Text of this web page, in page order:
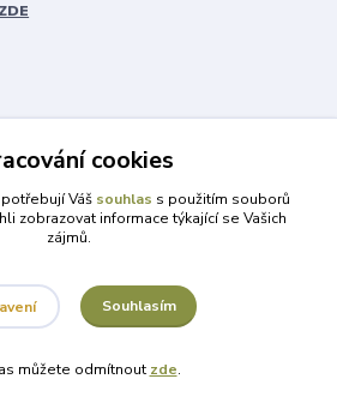
ZDE
na Eshop-rychle.cz
cookies
Váš souhlas s použitím souborů
zobrazovat informace týkající se Vašich
zájmů.
Souhlasím
můžete odmítnout zde.